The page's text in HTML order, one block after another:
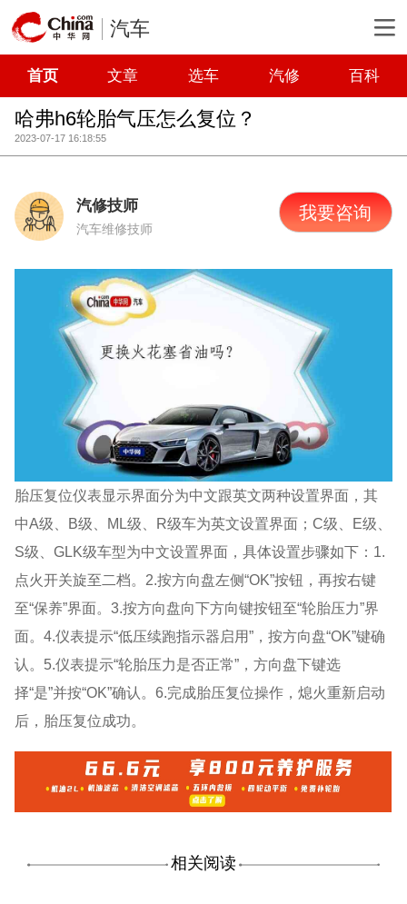
汽车
首页 文章 选车 汽修 百科
哈弗h6轮胎气压怎么复位？
2023-07-17 16:18:55
汽修技师
汽车维修技师
我要咨询
胎压复位仪表显示界面分为中文跟英文两种设置界面，其
中A级、B级、ML级、R级车为英文设置界面；C级、E级、
S级、GLK级车型为中文设置界面，具体设置步骤如下：1.
点火开关旋至二档。2.按方向盘左侧“OK”按钮，再按右键
至“保养”界面。3.按方向盘向下方向键按钮至“轮胎压力”界
面。4.仪表提示“低压续跑指示器启用”，按方向盘“OK”键确
认。5.仪表提示“轮胎压力是否正常”，方向盘下键选
择“是”并按“OK”确认。6.完成胎压复位操作，熄火重新启动
后，胎压复位成功。
相关阅读